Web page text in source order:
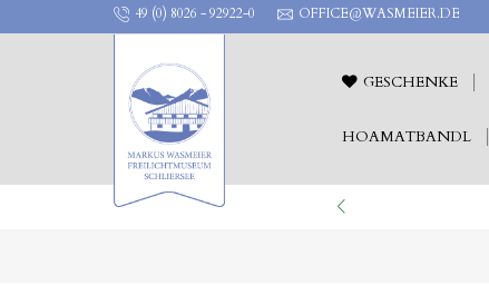
49 (0) 8026 - 92922-0 OFFICE@WASMEIER.DE
GESCHENKE
HOAMATBANDL
!